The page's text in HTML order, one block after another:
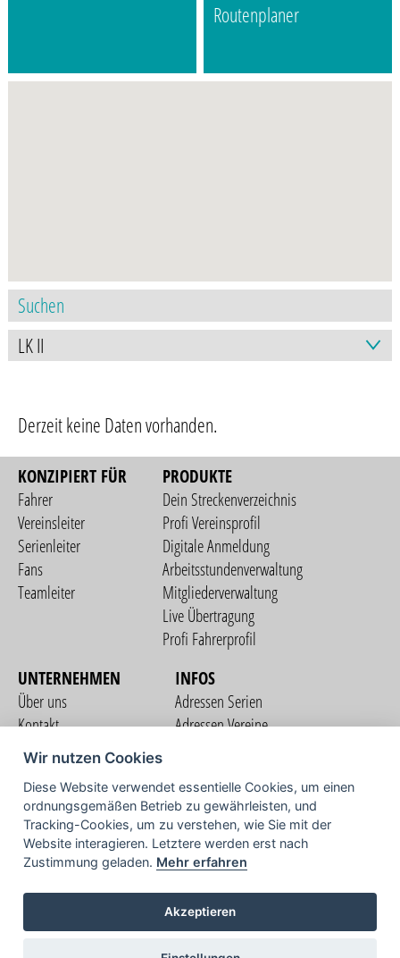
Routenplaner
Derzeit keine Daten vorhanden.
KONZIPIERT FÜR
Fahrer
Vereinsleiter
Serienleiter
Fans
Teamleiter
PRODUKTE
Dein Streckenverzeichnis
Profi Vereinsprofil
Digitale Anmeldung
Arbeitsstundenverwaltung
Mitgliederverwaltung
Live Übertragung
Profi Fahrerprofil
UNTERNEHMEN
Über uns
Kontakt
Nutzungsbedingungen
Datenschutzerklärung
Impressum
INFOS
Adressen Serien
Adressen Vereine
COMMUNITY
TV
Wir nutzen Cookies
Diese Website verwendet essentielle Cookies, um einen
ordnungsgemäßen Betrieb zu gewährleisten, und
Tracking-Cookies, um zu verstehen, wie Sie mit der
Website interagieren. Letztere werden erst nach
Zustimmung geladen. Mehr erfahren
Akzeptieren